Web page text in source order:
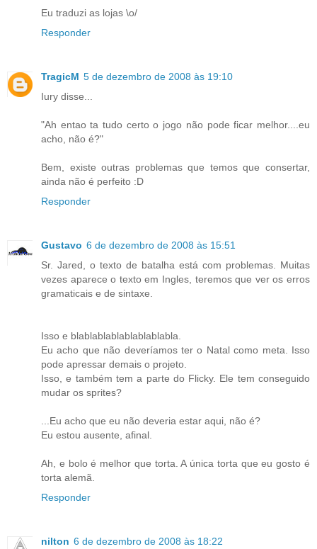
Eu traduzi as lojas \o/
Responder
TragicM 5 de dezembro de 2008 às 19:10
Iury disse...
"Ah entao ta tudo certo o jogo não pode ficar melhor....eu
acho, não é?"
Bem, existe outras problemas que temos que consertar,
ainda não é perfeito :D
Responder
Gustavo 6 de dezembro de 2008 às 15:51
Sr. Jared, o texto de batalha está com problemas. Muitas
vezes aparece o texto em Ingles, teremos que ver os erros
gramaticais e de sintaxe.
Isso e blablablablablablablabla.
Eu acho que não deveríamos ter o Natal como meta. Isso
pode apressar demais o projeto.
Isso, e também tem a parte do Flicky. Ele tem conseguido
mudar os sprites?
...Eu acho que eu não deveria estar aqui, não é?
Eu estou ausente, afinal.
Ah, e bolo é melhor que torta. A única torta que eu gosto é
torta alemã.
Responder
nilton 6 de dezembro de 2008 às 18:22